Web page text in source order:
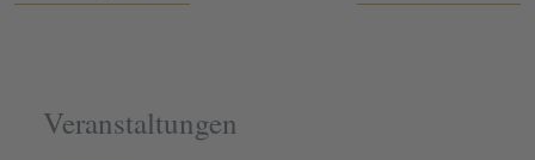
Veranstaltungen